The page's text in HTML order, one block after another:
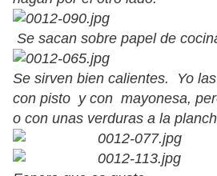
Se sacan sobre papel de
Se sirven bien calientes. Yo
con pisto y con mayonesa,
o con unas verduras a la